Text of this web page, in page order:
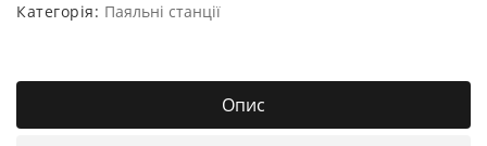
Категорія: Паяльні станції
Опис